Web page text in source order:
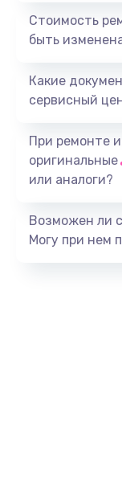
Стоимость
быть
Какие
сервисный
При ремонте
или аналоги?
Возможен ли
Могу при нем